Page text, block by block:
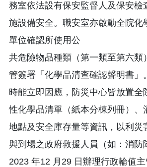
務室依法設有保安監督人及保安檢
施設備安全。職安室亦啟動全院化
單位確認所使用公
共危險物品種類（第一類至第六類
管簽署「化學品清查確認聲明書」
時能立即因應，防災中心皆放置全
性化學品清單（紙本分棟列冊）、
地點及安全庫存量等資訊，以利災
與到場之政府救援人員（如：消防
2023 年12 月29 日辦理行政輪值